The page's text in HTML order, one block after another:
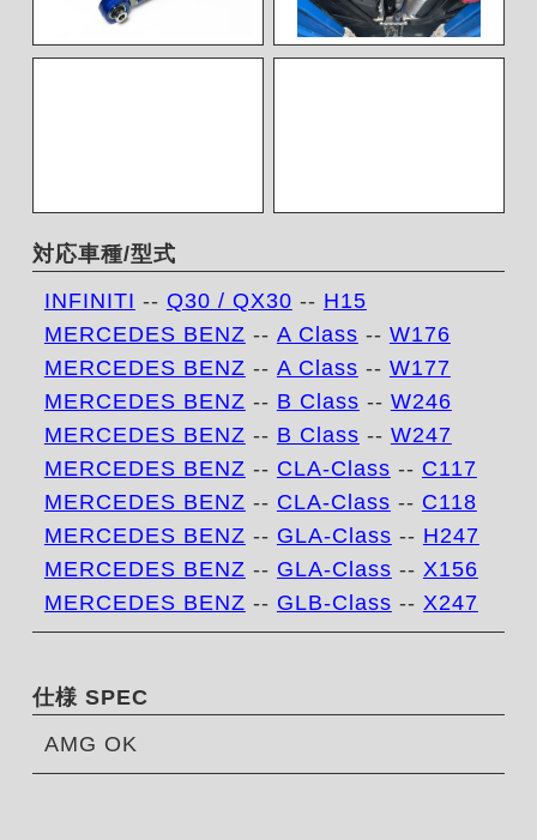
対応車種/型式
INFINITI -- Q30 / QX30 -- H15
MERCEDES BENZ -- A Class -- W176
MERCEDES BENZ -- A Class -- W177
MERCEDES BENZ -- B Class -- W246
MERCEDES BENZ -- B Class -- W247
MERCEDES BENZ -- CLA-Class -- C117
MERCEDES BENZ -- CLA-Class -- C118
MERCEDES BENZ -- GLA-Class -- H247
MERCEDES BENZ -- GLA-Class -- X156
MERCEDES BENZ -- GLB-Class -- X247
仕様 SPEC
AMG OK